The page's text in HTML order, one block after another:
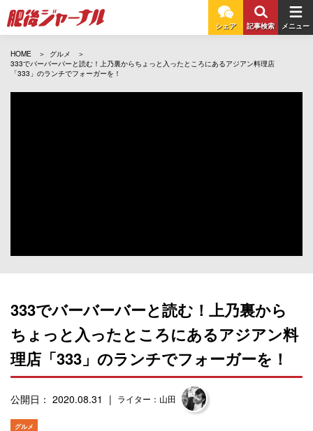
シェア 記事検索 メニュー
HOME
グルメ
333でバーバーバーと読む！上乃裏からちょっと入ったところにあるアジアン料理店
「333」のランチでフォーガーを！
333でバーバーバーと読む！上乃裏から
ちょっと入ったところにあるアジアン料
理店「333」のランチでフォーガーを！
公開日： 2020.08.31 ライター：山田
グルメ